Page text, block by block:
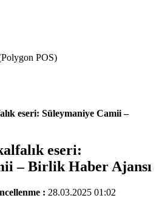
POS)
eseri: Süleymaniye Camii –
eseri:
– Birlik Haber Ajansı
: 28.03.2025 01:02